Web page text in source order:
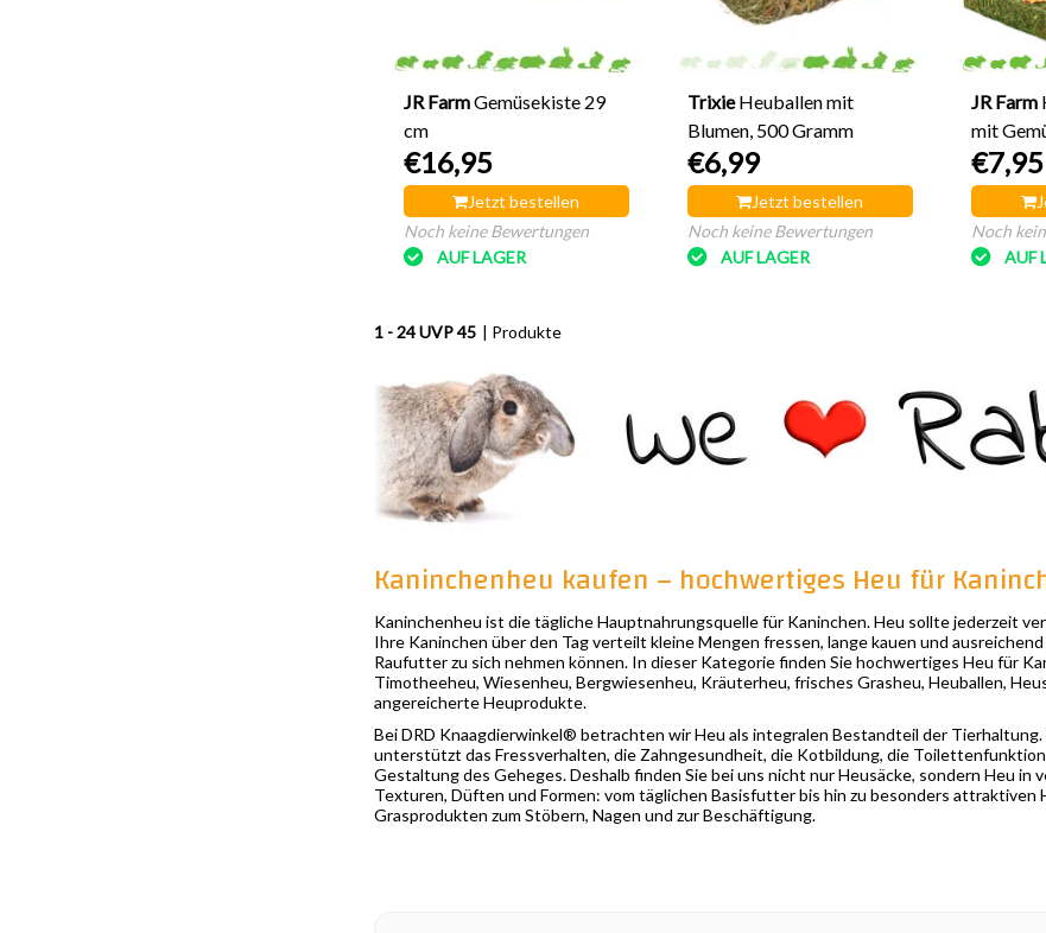
JR FarmGemüsekiste 29
cm
€16,95
Jetzt bestellen
Noch keine Bewertungen
AUF LAGER
Trixie Heuballen mit
Blumen, 500 Gramm
€6,99
Jetzt bestellen
Noch keine Bewertungen
AUF LAGER
JR Farm
mit
Blumen
€7,95
Noch
AUF
1 - 24 UVP 45 | Produkte
Kaninchenheu kaufen – hochwertiges Heu für
Kaninchenheu ist die tägliche Hauptnahrungsquelle für Kaninchen. Heu sollte jederzeit
Ihre Kaninchen über den Tag verteilt kleine Mengen fressen, lange kauen und
Raufutter zu sich nehmen können. In dieser Kategorie finden Sie hochwertiges Heu für
Timotheeheu, Wiesenheu, Bergwiesenheu, Kräuterheu, frisches Grasheu, Heuballen,
angereicherte Heuprodukte.
Bei DRD Knaagdierwinkel® betrachten wir Heu als integralen Bestandteil der
unterstützt das Fressverhalten, die Zahngesundheit, die Kotbildung, die
Gestaltung des Geheges. Deshalb finden Sie bei uns nicht nur Heusäcke, sondern Heu in
Texturen, Düften und Formen: vom täglichen Basisfutter bis hin zu besonders attraktiven
Grasprodukten zum Stöbern, Nagen und zur Beschäftigung.